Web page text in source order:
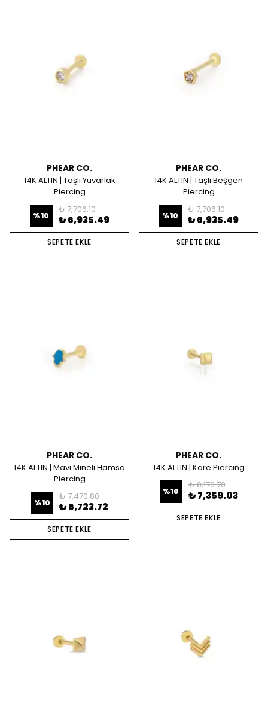
PHEAR CO.
14K ALTIN | Taşlı Yuvarlak
Piercing
%10
₺ 7,706.10
₺ 6,935.49
SEPETE EKLE
PHEAR CO.
14K ALTIN | Taşlı Beşgen
Piercing
%10
₺ 7,706.10
₺ 6,935.49
SEPETE EKLE
PHEAR CO.
14K ALTIN | Mavi Mineli Hamsa
Piercing
%10
₺ 7,470.80
₺ 6,723.72
SEPETE EKLE
PHEAR CO.
14K ALTIN | Kare Piercing
%10
₺ 8,176.70
₺ 7,359.03
SEPETE EKLE